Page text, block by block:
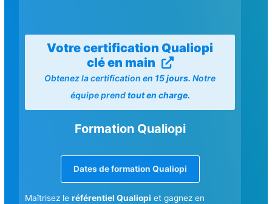
Votre certification Qualiopi
clé en main
Obtenez la certification en 15 jours. Notre
équipe prendtout en charge.
Formation Qualiopi
Dates de formation Qualiopi
Maîtrisez leréférentiel Qualiopi et gagnez en